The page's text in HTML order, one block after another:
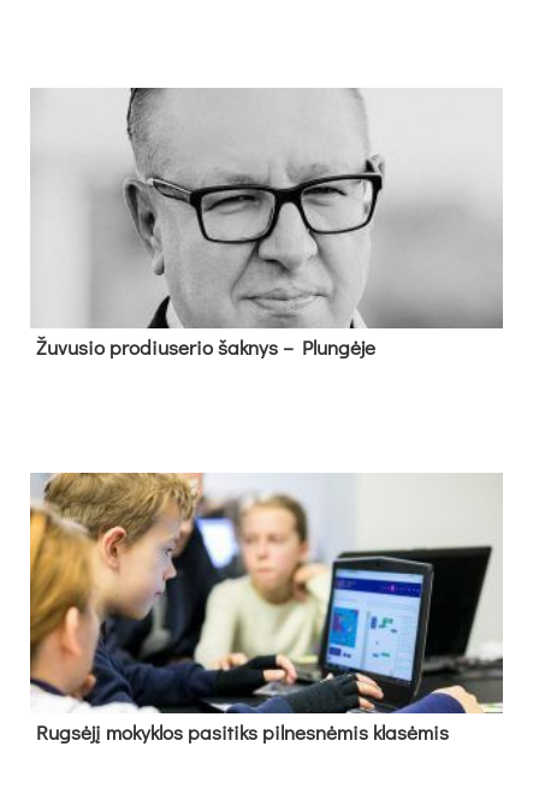
Žu­vu­sio pro­diu­se­rio šak­nys – Plun­gė­je
Rug­sė­jį mo­kyk­los pa­si­tiks pil­nes­nė­mis kla­sė­mis